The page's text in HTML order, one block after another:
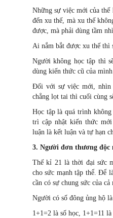
Những sự việc mới của
đến xu thế, mà xu thế
được, mà phải dùng tầm
Ai nắm bắt được xu thế thì
Người không học tập thì
dùng kiến thức cũ của
Đối với sự việc mới, nhìn
chẳng lọt tai thì cuối cùng
Học tập là quá trình
trì cập nhật kiến thức
luận là kết luận và tự hạn
3. Người đơn thương độc
Thế kỉ 21 là thời đại sức
cho sức mạnh tập thể. Để
cần có sự chung sức của cả
Người có số đông ủng hộ
1+1=2 là số học, 1+1=11